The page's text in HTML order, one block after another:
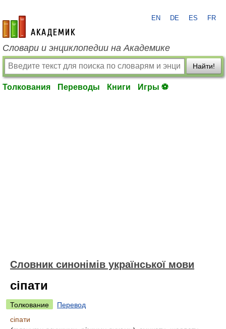
academic.ru
EN DE ES FR
Словари и энциклопедии на Академике
Найти!
Толкования Переводы Книги Игры ⚽
Словник синонімів української мови
сіпати
Толкование
Перевод
сіпати